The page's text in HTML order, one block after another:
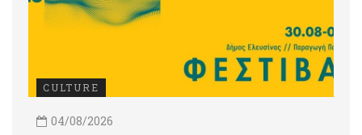
CULTURE
04/08/2026